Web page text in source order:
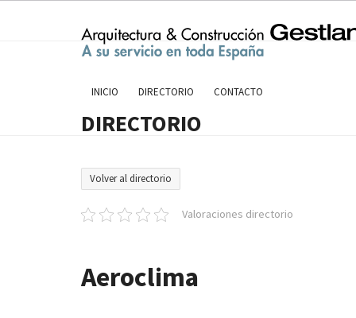
INICIO DIRECTORIO CONTACTO
DIRECTORIO
Volver al directorio
Valoraciones directorio
Aeroclima